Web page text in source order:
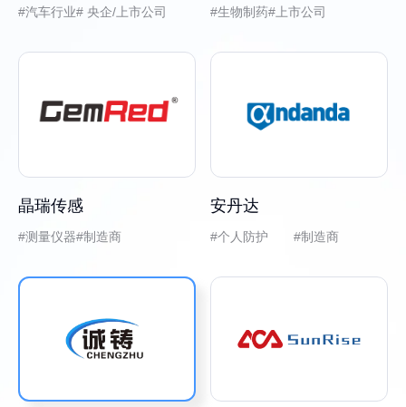
汽车行业 央企/上市公司 生物制药 上市公司
晶瑞传感
测量仪器 制造商
安丹达
个人防护 #制造商